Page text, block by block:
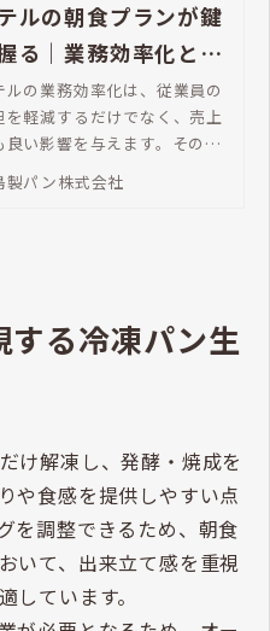
ルの朝食プランが鍵
る｜業務効率化と売
ップの秘訣とは？
ルの業務効率化は、従業員の
を軽減するだけでなく、売上
良い影響を与えます。その中
見直すことは大切なポイント
製パン株式会社
する冷凍パン生
け解凍し、発酵・焼成を
や食感を提供しやすい点
を調整できるため、朝食
いて、出来立て感を重視
しています。